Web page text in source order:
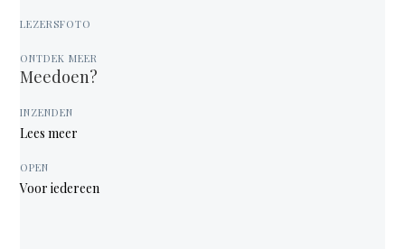
LEZERSFOTO
ONTDEK MEER
Meedoen?
INZENDEN
Lees meer
OPEN
Voor iedereen